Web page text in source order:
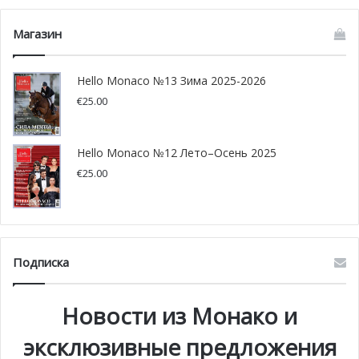
Монегаски отметили день Св.
Иоанна праздничным костром
23 и 24 июля жители Княжества Монако собрались на
Дворцовой площади, чтобы отметить день Св. Иоанна,
посвященный Крестителю Римско-католической церкви,
Библии. Подробности читайте в нашем материале.
Магазин
Hello Monaco №13 Зима 2025-2026
€25.00
Hello Monaco №12 Лето–Осень 2025
€25.00
Подписка
Новости из Монако и
эксклюзивные предложения